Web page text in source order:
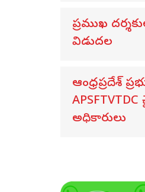
ప్రముఖ
విడుదల
ఆంధ్రప్రదేశ్
అధికారులు